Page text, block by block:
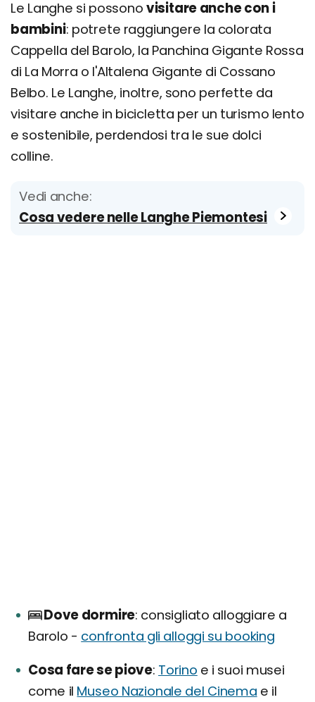
Le Langhe si possono visitare anche con i
bambini: potrete raggiungere la colorata
Cappella del Barolo, la Panchina Gigante Rossa
di La Morra o l'Altalena Gigante di Cossano
Belbo. Le Langhe, inoltre, sono perfette da
visitare anche in bicicletta per un turismo lento
e sostenibile, perdendosi tra le sue dolci
colline.
Vedi anche:
Cosa vedere nelle Langhe Piemontesi
Dove dormire consigliato alloggiare a
Barolo - confronta gli alloggi su booking
Cosa fare se piove Torino e i suoi musei
come il Museo Nazionale del Cinema e il